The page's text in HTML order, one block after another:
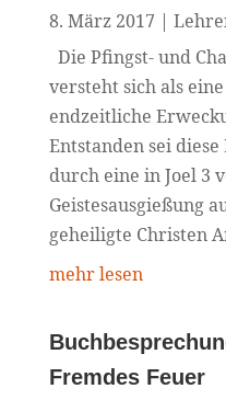
8. März 2017 |
Die Pfingst- und
versteht sich als
endzeitliche
Entstanden sei
durch eine in Joel 3
Geistesausgießung
geheiligte Christen
mehr lesen
Fremdes Feuer